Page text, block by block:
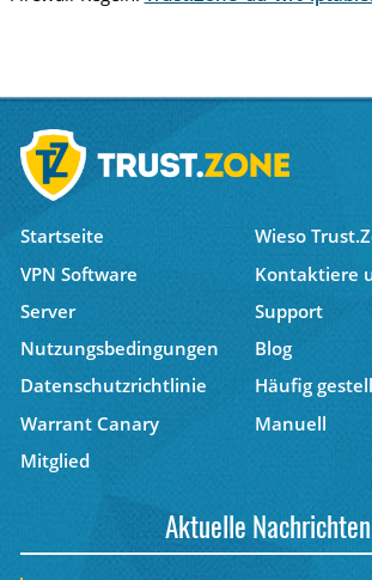
Startseite
Wieso
VPN Software
Kontaktiere
Server
Support
Nutzungsbedingungen
Blog
Datenschutzrichtlinie
Häufig
Warrant Canary
Manuell
Mitglied
Aktuelle Nachrichten